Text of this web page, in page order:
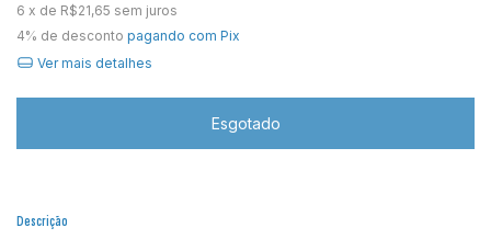
6 x de R$21,65 sem juros
4% de desconto pagando com Pix
Ver mais detalhes
Descrição